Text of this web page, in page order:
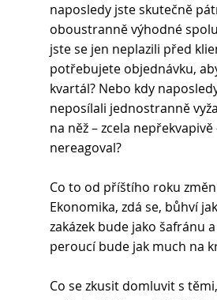
naposledy jste skutečně
oboustranně výhodné
jste se jen neplazili před
potřebujete objednávku,
kvartál? Nebo kdy
neposílali jednostranně
na něž – zcela nepřekvapivě
nereagoval?
Co to od příštího roku
Ekonomika, zdá se, bůhví
zakázek bude jako šafránu
peroucí bude jak much na
Co se zkusit domluvit s